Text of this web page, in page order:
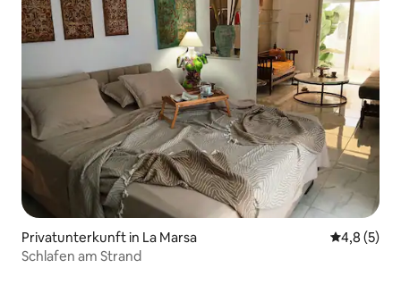
Privatunterkunft in La Marsa
4,8 (5)
Schlafen am Strand